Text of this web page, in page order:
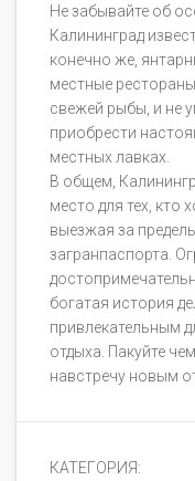
Не забывайте об
Калининград
конечно же,
местные
свежей рыбы, и не
приобрести
местных лавках.
В общем,
место для тех, кто
выезжая за
загранпаспорта.
богатая история
привлекательным
отдыха. Пакуйте
навстречу новым
КАТЕГОРИЯ: